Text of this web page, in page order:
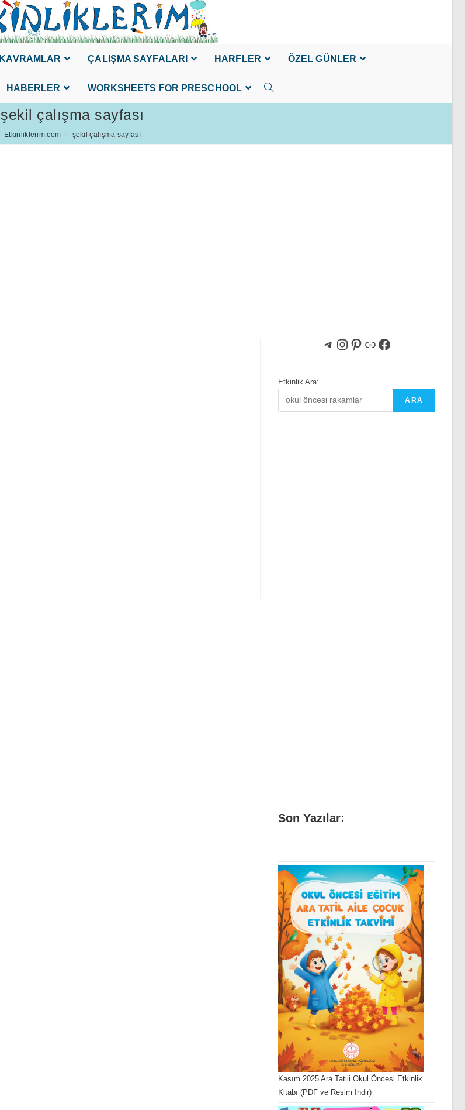
KAVRAMLAR ÇALIŞMA SAYFALARI HARFLER ÖZEL GÜNLER
HABERLER WORKSHEETS FOR PRESCHOOL
şekil çalışma sayfası
Etkinliklerim.com > şekil çalışma sayfası
Telegram
Instagram
Pinterest
BağlantıFacebook
Etkinlik Ara:
ARA
Son Yazılar:
Kasım 2025 Ara Tatili Okul Öncesi Etkinlik
Kitabı (PDF ve Resim İndir)